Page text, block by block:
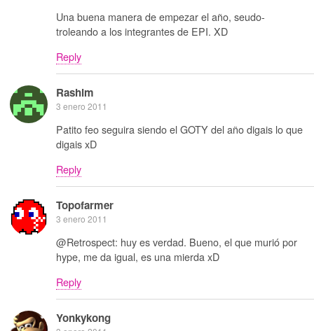
Una buena manera de empezar el año, seudo-
troleando a los integrantes de EPI. XD
Reply
Rashim
3 enero 2011
Patito feo seguira siendo el GOTY del año digais lo que
digais xD
Reply
Topofarmer
3 enero 2011
@Retrospect: huy es verdad. Bueno, el que murió por
hype, me da igual, es una mierda xD
Reply
Yonkykong